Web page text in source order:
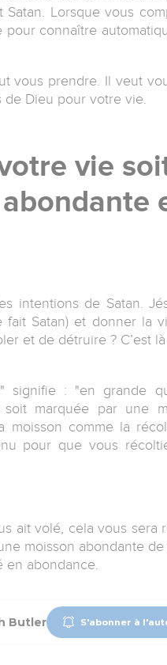
Lorsque vous
connaître
vous prendre. Il veut
de Dieu pour votre vie.
vie
intentions de Satan.
Satan) et donner la
et de détruire ? C’est
" signifie : "en grande
marquée par une
moisson comme la
pour que vous
ait volé, cela vous sera
moisson abondante de
en abondance.
Butler S'abonner à